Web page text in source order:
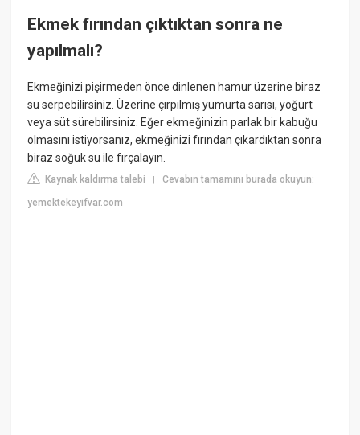
Ekmek fırından çıktıktan sonra ne
yapılmalı?
Ekmeğinizi pişirmeden önce dinlenen hamur üzerine biraz
su serpebilirsiniz. Üzerine çırpılmış yumurta sarısı, yoğurt
veya süt sürebilirsiniz. Eğer ekmeğinizin parlak bir kabuğu
olmasını istiyorsanız, ekmeğinizi fırından çıkardıktan sonra
biraz soğuk su ile fırçalayın.
Kaynak kaldırma talebi |Cevabın tamamını burada okuyun:
yemektekeyifvar.com